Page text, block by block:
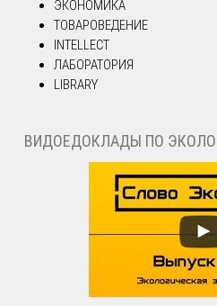
ЭКОНОМИКА
ТОВАРОВЕДЕНИЕ
INTELLECT
ЛАБОРАТОРИЯ
LIBRARY
ВИДОЕДОКЛАДЫ ПО